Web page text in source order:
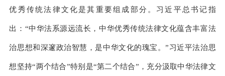
优秀传统法律文化是其重要组成部分。习近平总书记指
出：“中华法系源远流长，中华优秀传统法律文化蕴含丰富法
治思想和深邃政治智慧，是中华文化的瑰宝。”习近平法治思
想坚持“两个结合”特别是“第二个结合”，充分汲取中华法律文